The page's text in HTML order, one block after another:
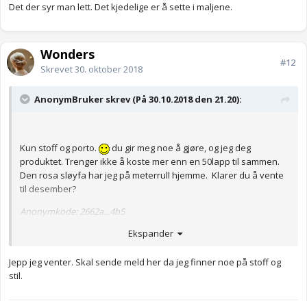
Det der syr man lett. Det kjedelige er å sette i maljene.
Wonders
Skrevet30. oktober 2018
#12
AnonymBruker skrev (På 30.10.2018 den 21.20):
Kun stoff og porto.
du gir meg noe å gjøre, og jeg deg
produktet. Trenger ikke å koste mer enn en 50lapp til sammen.
Den rosa sløyfa har jeg på meterrull hjemme. Klarer du å vente
til desember?
Anonymkode: 2662a...4b5
Ekspander
Jepp jeg venter. Skal sende meld her da jeg finner noe på stoff og
stil.